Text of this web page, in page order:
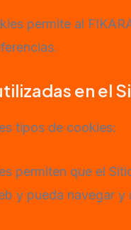
permite al
en el
tipos de cookies:
permiten que el
y pueda navegar